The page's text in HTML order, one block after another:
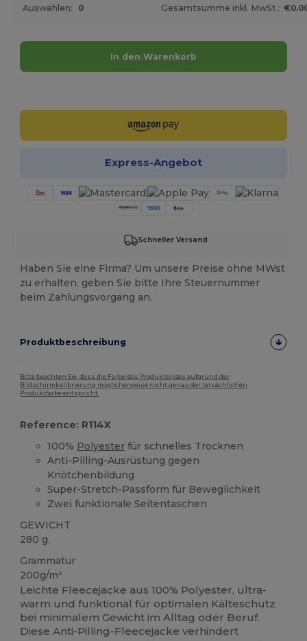
Auswahlen: 0 Gesamtsumme inkl. MwSt.:
In den Warenkorb
Express-Angebot
Schneller Versand
Haben Sie eine Firma? Um unsere Preise ohne MWst
zu erhalten, geben Sie bitte Ihre Steuernummer
beim Zahlungsvorgang an.
Produktbeschreibung
Bitte beachten Sie, dass die Farbe des Produktbildes aufgrund der
Bildschirmkalibrierung möglicherweise nicht genau der tatsächlichen
Produktfarbe entspricht.
Reference: R114X
100% Polyester für schnelles Trocknen
Anti-Pilling-Ausrüstung gegen
Knötchenbildung
Super-Stretch-Passform für Beweglichkeit
Zwei funktionale Seitentaschen
GEWICHT
280 g.
Grammatur
200g/m²
Leichte Fleecejacke aus 100% Polyester, ultra-
warm und funktional für optimalen Kälteschutz
bei minimalem Gewicht im Alltag oder Beruf.
Diese Anti-Pilling-Fleecejacke verhindert